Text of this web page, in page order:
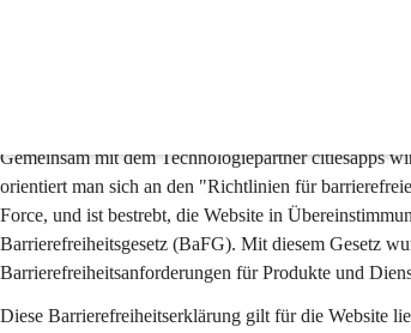
Gemeinsam mit dem Technologiepartner citiesapps
orientiert man sich an den "Richtlinien für
Force, und ist bestrebt, die Website in
Barrierefreiheitsgesetz (BaFG). Mit diesem Gesetz
Barrierefreiheitsanforderungen für Produkte und
Diese Barrierefreiheitserklärung gilt für die Website